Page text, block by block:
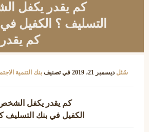
كم يقدر يكفل
التسليف ؟ الكفيل
كم
سُئل ديسمبر 21، 2019 في تصنيف بنك التنمية
كم يقدر يكفل
الكفيل في بنك التسليف